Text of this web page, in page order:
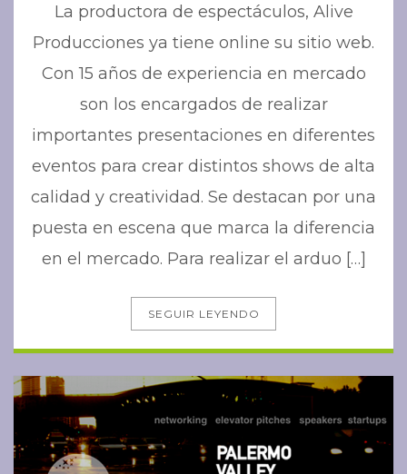
La productora de espectáculos, Alive
Producciones ya tiene online su sitio web.
Con 15 años de experiencia en mercado
son los encargados de realizar
importantes presentaciones en diferentes
eventos para crear distintos shows de alta
calidad y creatividad. Se destacan por una
puesta en escena que marca la diferencia
en el mercado. Para realizar el arduo […]
SEGUIR LEYENDO